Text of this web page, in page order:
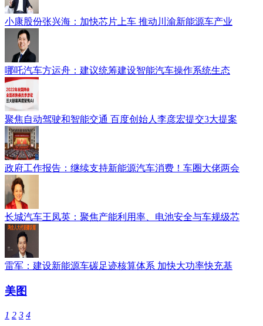
小康股份张兴海：加快芯片上车 推动川渝新能源车产业
哪吒汽车方运舟：建议统筹建设智能汽车操作系统生态
聚焦自动驾驶和智能交通 百度创始人李彦宏提交3大提案
政府工作报告：继续支持新能源汽车消费！车圈大佬两会
长城汽车王凤英：聚焦产能利用率、电池安全与车规级芯
雷军：建设新能源车碳足迹核算体系 加快大功率快充基
美图
1 2 3 4